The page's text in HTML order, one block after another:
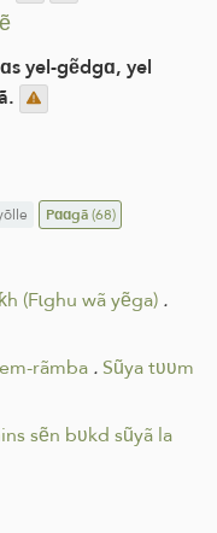
yel-gẽdgɑ, yel
Pɑɑgã(68)
(Fɩghu wã yẽga).
rãmba.Sũya tʋʋm
sẽn bʋkd sũyã la